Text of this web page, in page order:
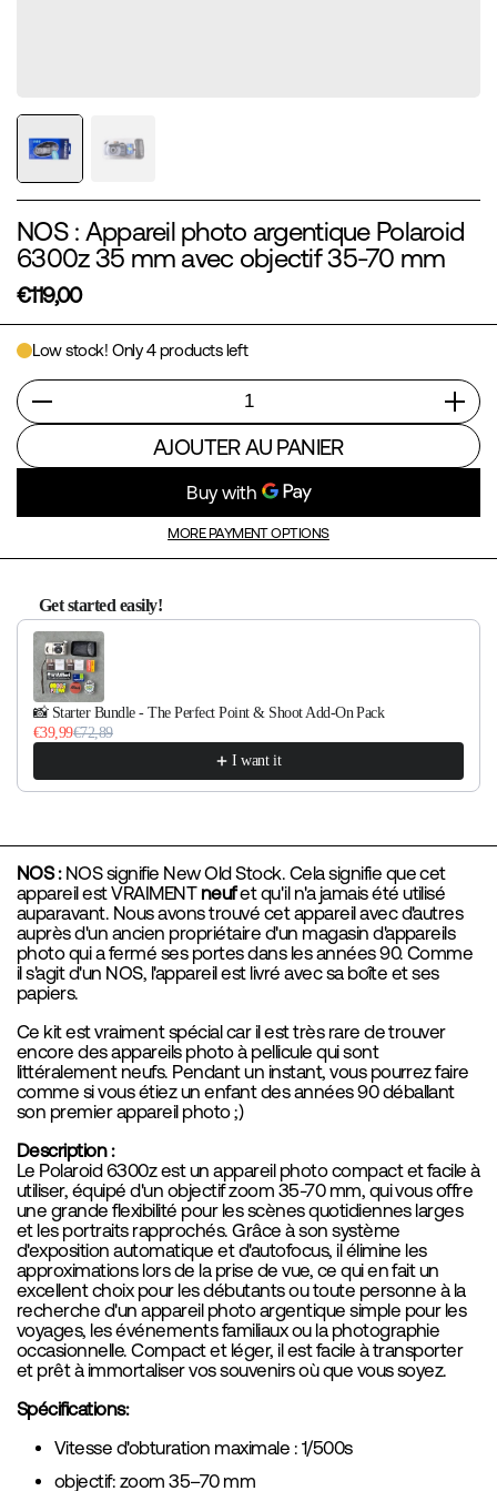
NOS : Appareil photo argentique Polaroid
6300z 35 mm avec objectif 35-70 mm
€119,00
Low stock! Only 4 products left
Quantité
AJOUTER AU PANIER
MORE PAYMENT OPTIONS
Get started easily!
Use the Previous and Next buttons to navigate through product
📸 Starter Bundle - The Perfect Point & Shoot Add-On Pack
€39,99€72,89
I want it
NOS : NOS signifie New Old Stock. Cela signifie que cet
appareil est VRAIMENT neufet qu'il n'a jamais été utilisé
auparavant. Nous avons trouvé cet appareil avec d'autres
auprès d'un ancien propriétaire d'un magasin d'appareils
photo qui a fermé ses portes dans les années 90. Comme
il s'agit d'un NOS, l'appareil est livré avec sa boîte et ses
papiers.
Ce kit est vraiment spécial car il est très rare de trouver
encore des appareils photo à pellicule qui sont
littéralement neufs. Pendant un instant, vous pourrez faire
comme si vous étiez un enfant des années 90 déballant
son premier appareil photo ;)
Description :
Le Polaroid 6300z est un appareil photo compact et facile à
utiliser, équipé d'un objectif zoom 35-70 mm, qui vous offre
une grande flexibilité pour les scènes quotidiennes larges
et les portraits rapprochés. Grâce à son système
d'exposition automatique et d'autofocus, il élimine les
approximations lors de la prise de vue, ce qui en fait un
excellent choix pour les débutants ou toute personne à la
recherche d'un appareil photo argentique simple pour les
voyages, les événements familiaux ou la photographie
occasionnelle. Compact et léger, il est facile à transporter
et prêt à immortaliser vos souvenirs où que vous soyez.
Spécifications:
Vitesse d'obturation maximale : 1/500s
objectif: zoom 35–70 mm